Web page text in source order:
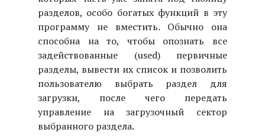
разделов, особо богатых функций в эту
программу не вместить. Обычно она
способна на то, чтобы опознать все
задействованные (used) первичные
разделы, вывести их список и позволить
пользователю выбрать раздел для
загрузки, после чего передать
управление на загрузочный сектор
выбранного раздела.